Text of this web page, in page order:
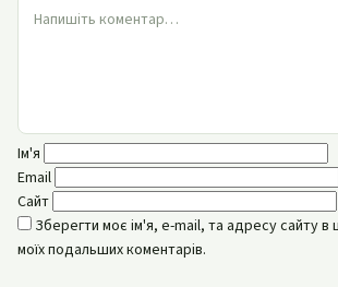
Ім'я
Email
Сайт
Зберегти моє ім'я, e-mail, та адресу сайту в
моїх подальших коментарів.